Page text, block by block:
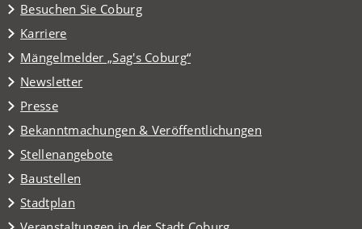
Besuchen Sie Coburg
(Öffnet
in
einem
neuen
Tab)
Karriere
Mängelmelder „Sag's Coburg“
(Öffnet
in
einem
neuen
Tab)
Newsletter
Presse
Bekanntmachungen & Veröffentlichungen
Stellenangebote
Baustellen
Stadtplan
(Öffnet
in